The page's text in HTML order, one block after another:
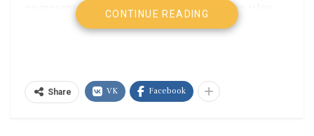
se incrementaba el producto bruto interno y las
exportaciones.
público + exportaciones.
CONTINUE READING
Share VK Facebook